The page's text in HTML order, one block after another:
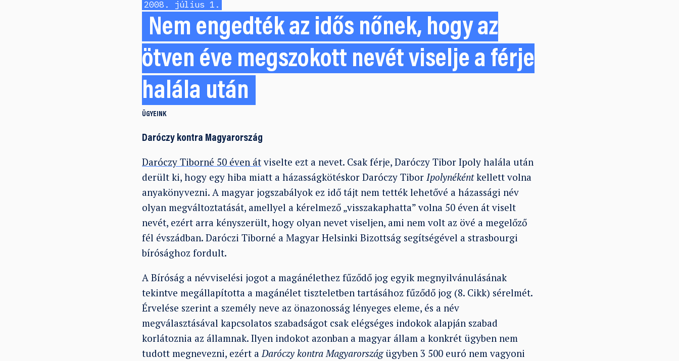
2008. július 1.
Nem engedték az idős nőnek, hogy az
ötven éve megszokott nevét viselje a férje
halála után
ÜGYEINK
Daróczy kontra Magyarország
Daróczy Tiborné 50 éven átviselte ezt a nevet. Csak férje, Daróczy Tibor Ipoly halála után
derült ki, hogy egy hiba miatt a házasságkötéskor Daróczy Tibor Ipolynékéntkellett volna
anyakönyvezni. A magyar jogszabályok ez idő tájt nem tették lehetővé a házassági név
olyan megváltoztatását, amellyel a kérelmező „visszakaphatta” volna 50 éven át viselt
nevét, ezért arra kényszerült, hogy olyan nevet viseljen, ami nem volt az övé a megelőző
fél évszádban. Daróczi Tiborné a Magyar Helsinki Bizottság segítségével a strasbourgi
bírósághoz fordult.
A Bíróság a névviselési jogot a magánélethez fűződő jog egyik megnyilvánulásának
tekintve megállapította a magánélet tiszteletben tartásához fűződő jog (8. Cikk) sérelmét.
Érvelése szerint a személy neve az önazonosság lényeges eleme, és a név
megválasztásával kapcsolatos szabadságot csak elégséges indokok alapján szabad
korlátoznia az államnak. Ilyen indokot azonban a magyar állam a konkrét ügyben nem
tudott megnevezni, ezért a Daróczy kontra Magyarországügyben 3 500 euró nem vagyoni